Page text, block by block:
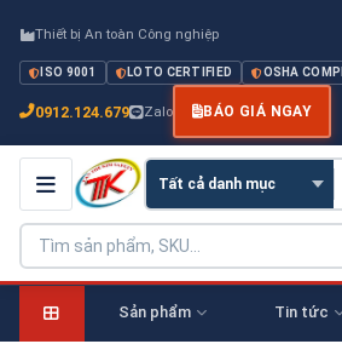
Thiết bị An toàn Công nghiệp
ISO 9001 LOTO CERTIFIED OSHA
0912.124.679 Zalo BÁO GIÁ NGAY
Sản phẩm Tin tức